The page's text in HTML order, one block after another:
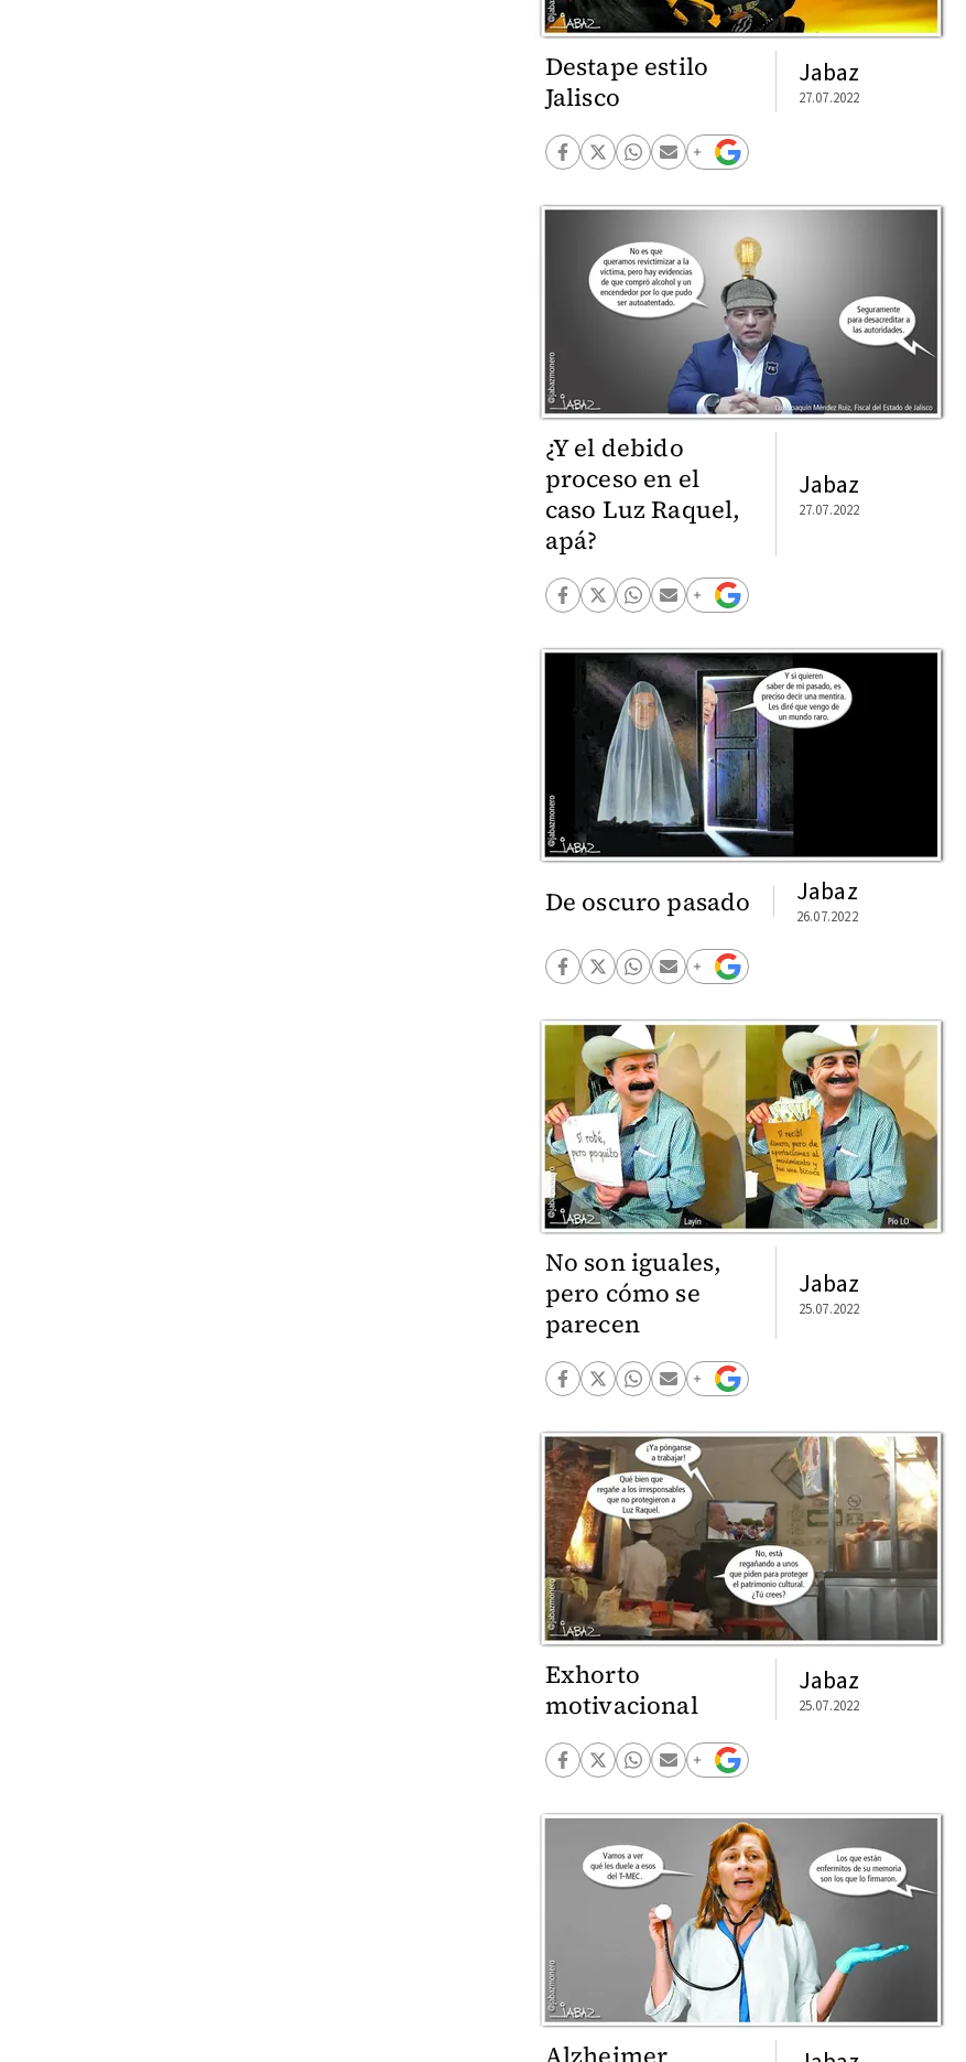
Destape estilo
Jalisco
Jabaz
27.07.2022
¿Y el debido
proceso en el
caso Luz Raquel,
apá?
Jabaz
27.07.2022
De oscuro pasado Jabaz
26.07.2022
No son iguales,
pero cómo se
parecen
Jabaz
25.07.2022
Exhorto
motivacional
Jabaz
25.07.2022
Alzheimer